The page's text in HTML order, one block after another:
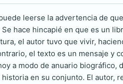
leerse la advertencia de
hace hincapié en que es un
el autor tuvo que vivir,
el texto es un mensaje y
a modo de anuario
en su conjunto. El autor,